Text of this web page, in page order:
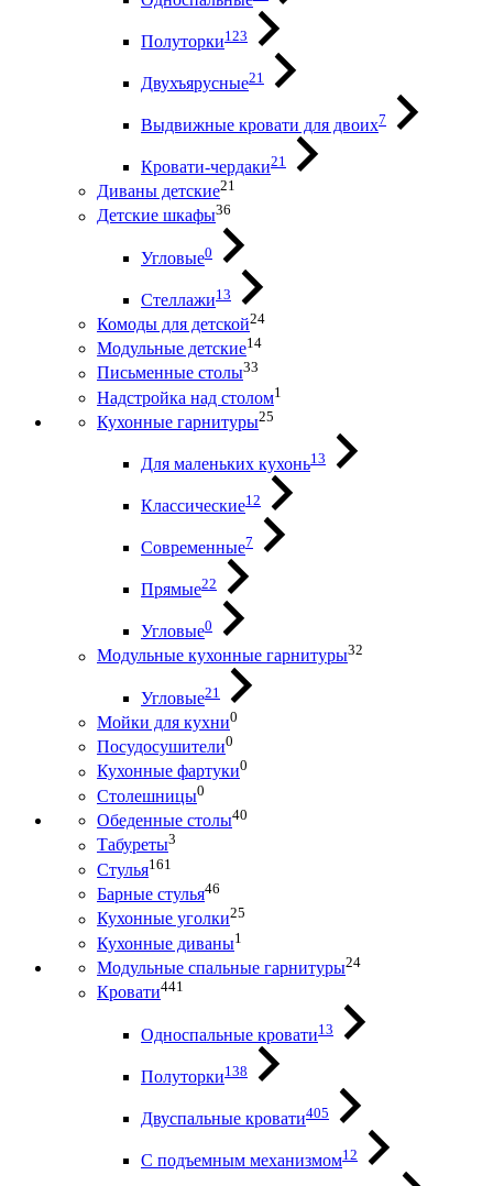
Полуторки123
Двухъярусные21
Выдвижные кровати для двоих7
Кровати-чердаки21
Диваны детские21
Детские шкафы36
Угловые0
Стеллажи13
Комоды для детской24
Модульные детские14
Письменные столы33
Надстройка над столом1
Кухонные гарнитуры25
Для маленьких кухонь13
Классические12
Современные7
Прямые22
Угловые0
Модульные кухонные гарнитуры32
Угловые21
Мойки для кухни0
Посудосушители0
Кухонные фартуки0
Столешницы0
Обеденные столы40
Табуреты3
Стулья161
Барные стулья46
Кухонные уголки25
Кухонные диваны1
Модульные спальные гарнитуры24
Кровати441
Односпальные кровати13
Полуторки138
Двуспальные кровати405
С подъемным механизмом12